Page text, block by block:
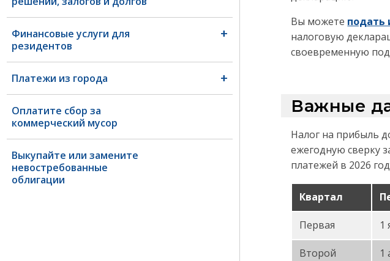
Финансовые услуги для
резидентов
Платежи из города
Оплатите сбор за
коммерческий мусор
Выкупайте или замените
невостребованные
облигации
Вы можете подать
налоговую
своевременную
Важные
Налог на прибыль
ежегодную сверку
платежей в 2026
Квартал
Первая 1
Второй 1